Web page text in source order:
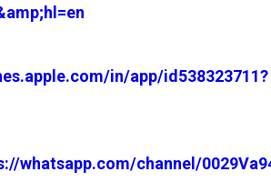
in/app/id538323711?
whatsapp.com/channel/